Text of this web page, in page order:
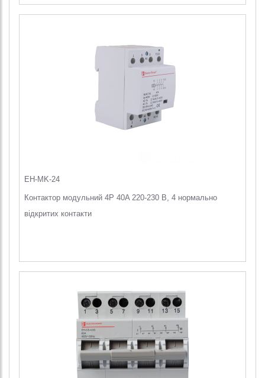
EH-MK-24
Контактор модульний 4P 40A 220-230 В, 4 нормально
відкритих контакти